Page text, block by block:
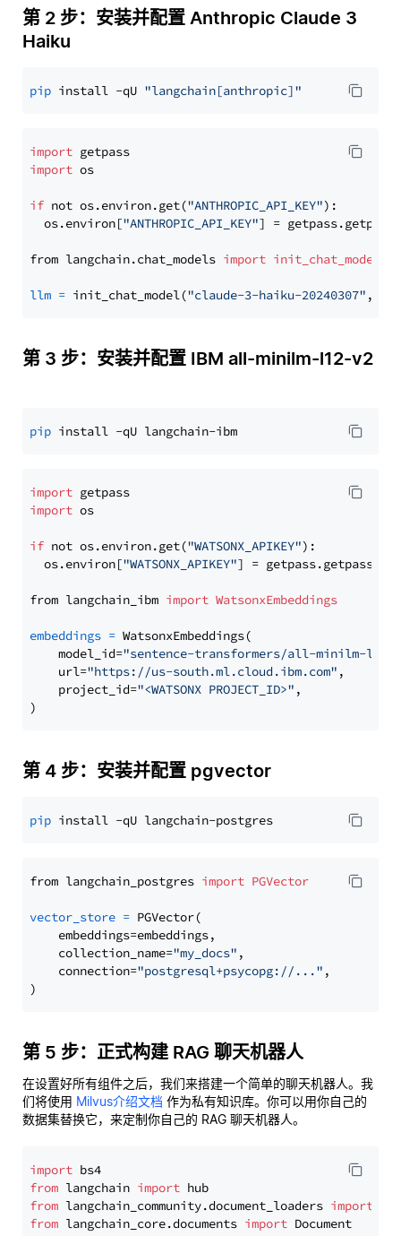
第 2 步：安装并配置 Anthropic Claude 3
Haiku
pip install -qU "langchain[anthropic]"
import
import os
if not os.environ.get("ANTHROPIC_API_KEY"):
  os.environ[
"ANTHROPIC_API_KEY"] = getpass.getpass(
from langchain.chat_models import init_chat_model
llm = init_chat_model("claude-3-haiku-20240307" ,
第 3 步：安装并配置 IBM all-minilm-l12-v2
pip
import
import os
if not os.environ.get("WATSONX_APIKEY"):
  os.environ[
"WATSONX_APIKEY"] = getpass.getpass(
from langchain_ibm import WatsonxEmbeddings
embeddings = WatsonxEmbeddings(
    model_id=
"sentence-transformers/all-minilm-l12-
    url=
"https://us-south.ml.cloud.ibm.com" ,
    project_id=
"<WATSONX PROJECT_ID>" ,
第 4 步：安装并配置 pgvector
pip
from langchain_postgres import PGVector
vector_store = PGVector(
    embeddings=embeddings,
    collection_name=
"my_docs" ,
    connection=
"postgresql+psycopg://..." ,
第 5 步：正式构建 RAG 聊天机器人
在设置好所有组件之后，我们来搭建一个简单的聊天机器人。我
们将使用 Milvus介绍文档 作为私有知识库。你可以用你自己的
数据集替换它，来定制你自己的 RAG 聊天机器人。
import
from langchain import
from langchain_community.document_loaders import
from langchain_core.documents import